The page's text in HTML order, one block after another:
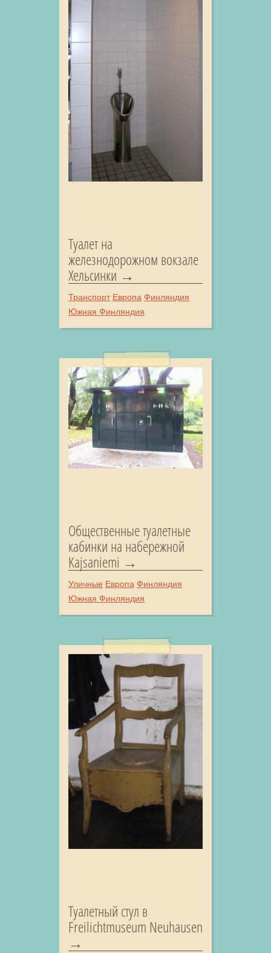
Туалет на
железнодорожном вокзале
Хельсинки
Транспорт Европа Финляндия
Южная Финляндия
Общественные туалетные
кабинки на набережной
Kajsaniemi
Уличные Европа Финляндия
Южная Финляндия
Туалетный стул в
Freilichtmuseum Neuhausen